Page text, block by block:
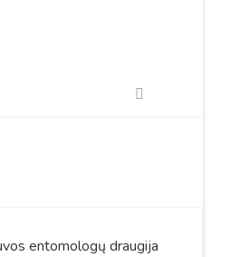
entomologų draugija